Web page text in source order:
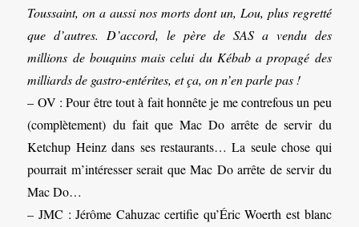
Toussaint, on a aussi nos morts dont un, Lou, plus regretté
que d’autres. D’accord, le père de SAS a vendu des
millions de bouquins mais celui du Kébab a propagé des
milliards de gastro-entérites, et ça, on n’en parle pas !
– OV : Pour être tout à fait honnête je me contrefous un peu
(complètement) du fait que Mac Do arrête de servir du
Ketchup Heinz dans ses restaurants… La seule chose qui
pourrait m’intéresser serait que Mac Do arrête de servir du
Mac Do…
– JMC : Jérôme Cahuzac certifie qu’Éric Woerth est blanc